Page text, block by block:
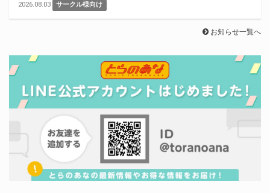
2026.08.03 サークル様向け
お知らせ一覧へ